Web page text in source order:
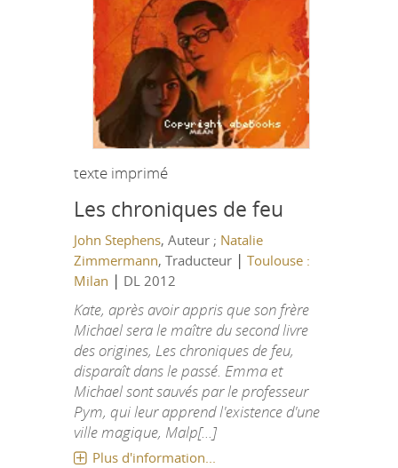
texte imprimé
Les chroniques de feu
John Stephens, Auteur ; Natalie
Zimmermann, Traducteur | Toulouse :
Milan | DL 2012
Kate, après avoir appris que son frère
Michael sera le maître du second livre
des origines, Les chroniques de feu,
disparaît dans le passé. Emma et
Michael sont sauvés par le professeur
Pym, qui leur apprend l'existence d'une
ville magique, Malp[...]
Plus d'information...